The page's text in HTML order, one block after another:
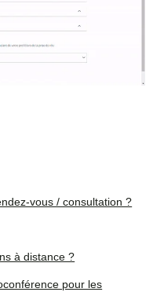
vous / consultation ?
à distance ?
pour les